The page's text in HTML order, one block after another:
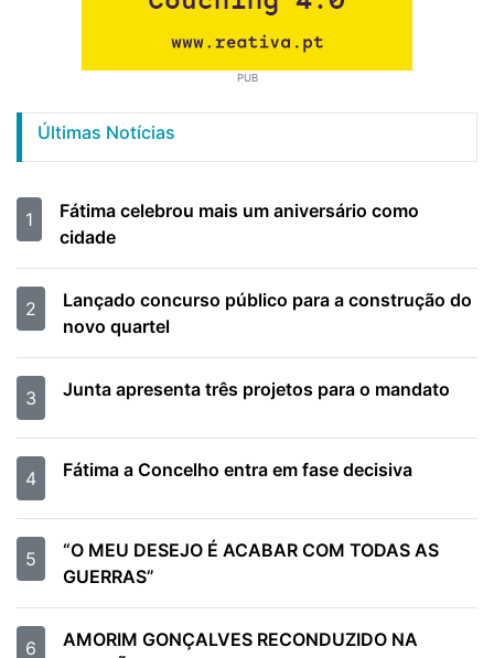
PUB
Últimas Notícias
1
Fátima celebrou mais um aniversário como
cidade
2
Lançado concurso público para a construção do
novo quartel
3 Junta apresenta três projetos para o mandato
4 Fátima a Concelho entra em fase decisiva
5
“O MEU DESEJO É ACABAR COM TODAS AS
GUERRAS”
6
AMORIM GONÇALVES RECONDUZIDO NA